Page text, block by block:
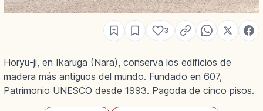
3
Horyu-ji, en Ikaruga (Nara), conserva los edificios de
madera más antiguos del mundo. Fundado en 607,
Patrimonio UNESCO desde 1993. Pagoda de cinco pisos.